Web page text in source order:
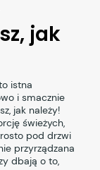
jak
istna
i smacznie
jak należy!
świeżych,
pod drzwi
przyrządzana
dbają o to,